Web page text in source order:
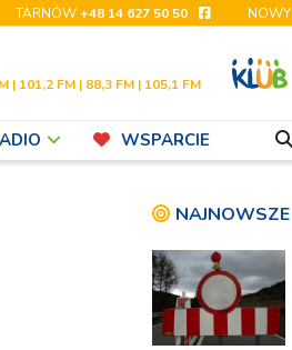
TARNÓW+48 14 627 50 50
| 101,2 FM | 88,3 FM | 105,1 FM
WSPARCIE
NAJNOWSZE